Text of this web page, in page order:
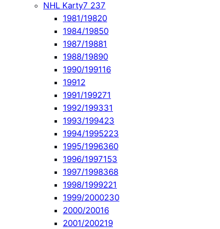
NHL Karty7 237
1981/19820
1984/19850
1987/19881
1988/19890
1990/199116
19912
1991/199271
1992/199331
1993/199423
1994/1995223
1995/1996360
1996/1997153
1997/1998368
1998/1999221
1999/2000230
2000/20016
2001/200219